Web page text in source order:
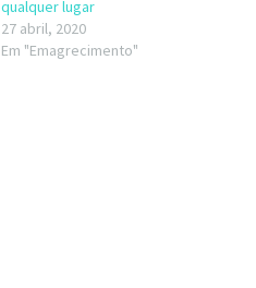
qualquer lugar
27 abril, 2020
Em "Emagrecimento"